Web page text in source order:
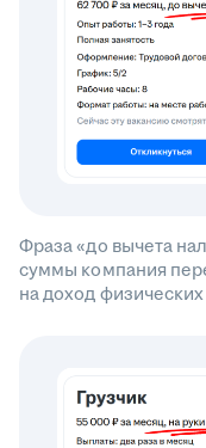
Фраза «до вычета
суммы компания
на доход